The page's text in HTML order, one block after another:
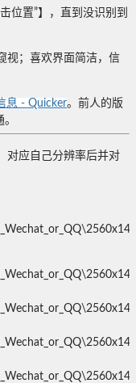
位置”】，直到没识别到
视；喜欢界面简洁，信
息 - Quicker。前人的版
对应自己分辨率后并对